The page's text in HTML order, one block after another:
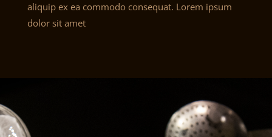
aliquip ex ea commodo consequat. Lorem ipsum
dolor sit amet